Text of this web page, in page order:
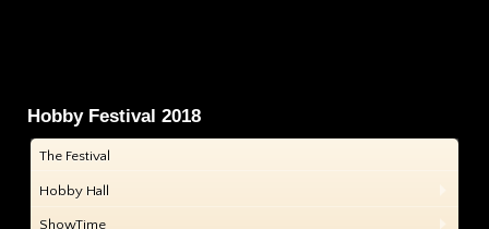
Hobby Festival 2018
The Festival
Hobby Hall
ShowTime